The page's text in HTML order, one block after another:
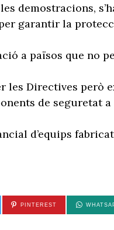
demostracions,
garantir la
a països que no
les Directives però
de seguretat
d’equips
PINTEREST